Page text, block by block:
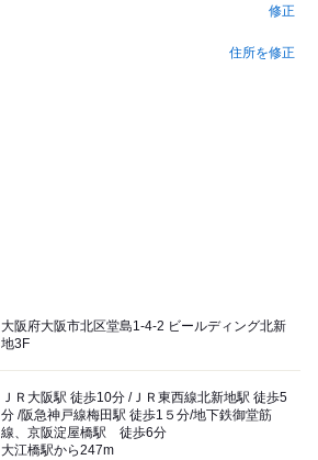
修正
住所を修正
大阪府大阪市北区堂島1-4-2 ビールディング北新
地3F
ＪＲ大阪駅 徒歩10分 /ＪＲ東西線北新地駅 徒歩5
分 /阪急神戸線梅田駅 徒歩1５分/地下鉄御堂筋
線、京阪淀屋橋駅 徒歩6分
大江橋駅から247m